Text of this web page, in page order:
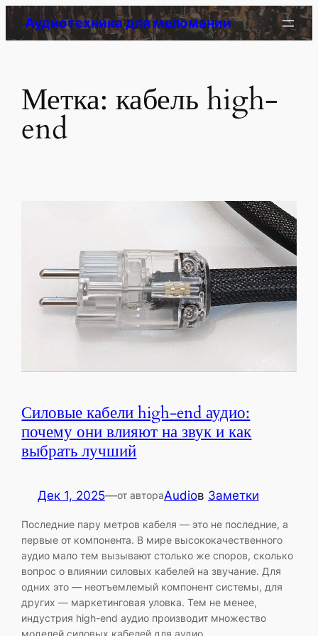
Перейти
Аудиотехника для меломании
Метка:кабель high-
end
Силовые кабели high-end аудио:
почему они влияют на звук и как
выбрать лучший
Дек 1, 2025—от автораAudioв Заметки
Последние пару метров кабеля — это не последние, а
первые от компонента. В мире высококачественного
аудио мало тем вызывают столько же споров, сколько
вопрос о влиянии силовых кабелей на звучание. Для
одних это — неотъемлемый компонент системы, для
других — маркетинговая уловка. Тем не менее,
индустрия high-end аудио производит множество